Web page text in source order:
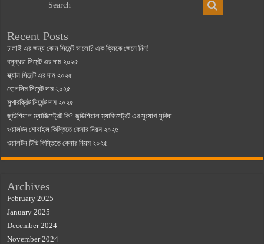
Recent Posts
ঢালাই এর জন্য কোন সিমেন্ট ভালো? এক ক্লিকে জেনে নিন!
বসুন্ধরা সিমেন্ট এর দাম ২০২৫
স্ক্যান সিমেন্ট এর দাম ২০২৫
হোলসিম সিমেন্ট দাম ২০২৫
সুপারক্রিট সিমেন্ট দাম ২০২৫
জুডিশিয়াল ম্যাজিস্ট্রেট কি? জুডিশিয়াল ম্যাজিস্ট্রেট এর সুযোগ সুবিধা
ওয়ালটন মোবাইল কিস্তিতে কেনার নিয়ম ২০২৫
ওয়ালটন টিভি কিস্তিতে কেনার নিয়ম ২০২৫
Archives
February 2025
January 2025
December 2024
November 2024